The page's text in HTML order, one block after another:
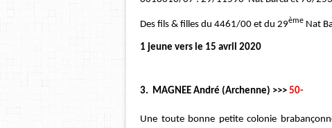
Des fils & filles du 4461/00 et du 29ème Nat
1 jeune vers le 15 avril 2020
3. MAGNEE André (Archenne) >>> 50-
Une toute bonne petite colonie